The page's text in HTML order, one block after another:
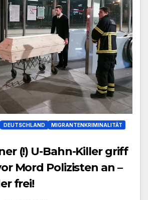
DEUTSCHLAND
MIGRANTENKRIMINALITÄT
(!) U-Bahn-Killer griff
Mord Polizisten an –
frei!